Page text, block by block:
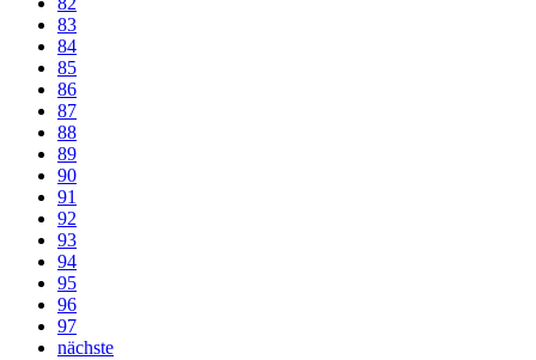
83
84
85
86
87
88
89
90
91
92
93
94
95
96
97
nächste